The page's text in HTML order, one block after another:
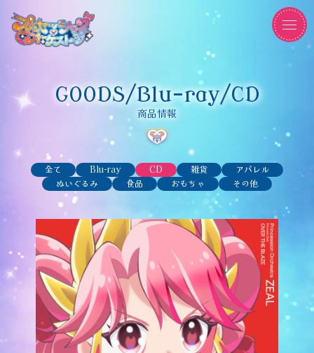
GOODS/Blu-ray/CD
商品情報
全て Blu-ray CD 雑貨
アパレル
ぬいぐるみ
食品 おもちゃ その他